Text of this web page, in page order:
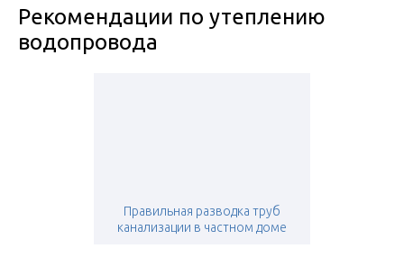
Рекомендации по утеплению
водопровода
Правильная разводка труб
канализации в частном доме